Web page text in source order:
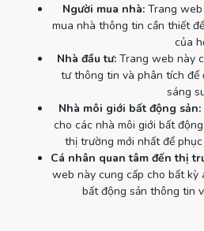
Người mua nhà:Trang web
mua nhà thông tin cần thiết
của
Nhà đầu tư: Trang web này
tư thông tin và phân tích để
sáng
Nhà môi giới bất động sản:
cho các nhà môi giới bất
thị trường mới nhất để
Cá nhân quan tâm đến thị
web này cung cấp cho bất
bất động sản thông tin